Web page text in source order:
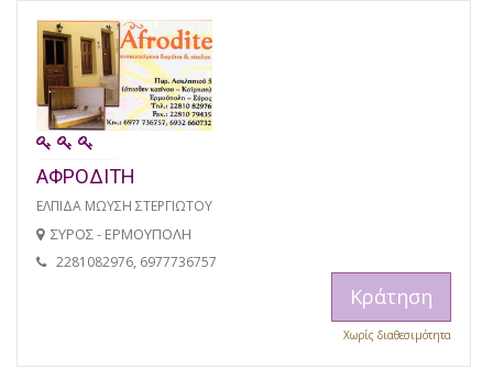
ΑΦΡΟΔΙΤΗ
ΕΛΠΙΔΑ ΜΩΥΣΗ ΣΤΕΡΓΙΩΤΟΥ
ΣΥΡΟΣ - ΕΡΜΟΥΠΟΛΗ
2281082976, 6977736757
Κράτηση
Χωρίς διαθεσιμότητα